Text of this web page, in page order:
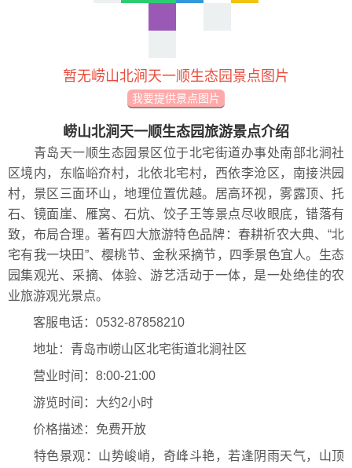
暂无崂山北涧天一顺生态园景点图片
我要提供景点图片
崂山北涧天一顺生态园旅游景点介绍
青岛天一顺生态园景区位于北宅街道办事处南部北涧社
区境内，东临峪夼村，北依北宅村，西依李沧区，南接洪园
村，景区三面环山，地理位置优越。居高环视，雾露顶、托
石、镜面崖、雁窝、石炕、饺子王等景点尽收眼底，错落有
致，布局合理。著有四大旅游特色品牌：春耕祈农大典、“北
宅有我一块田”、樱桃节、金秋采摘节，四季景色宜人。生态
园集观光、采摘、体验、游艺活动于一体，是一处绝佳的农
业旅游观光景点。
客服电话：0532-87858210
地址：青岛市崂山区北宅街道北涧社区
营业时间：8:00-21:00
游览时间：大约2小时
价格描述：免费开放
特色景观：山势峻峭，奇峰斗艳，若逢阴雨天气，山顶